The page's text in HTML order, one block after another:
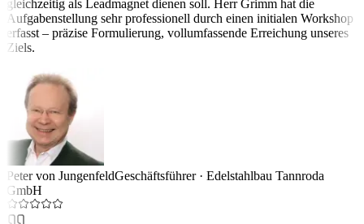
gleichzeitig als Leadmagnet dienen soll. Herr Grimm hat die
Aufgabenstellung sehr professionell durch einen initialen Workshop
erfasst – präzise Formulierung, vollumfassende Erreichung unseres
Ziels.
Peter von JungenfeldGeschäftsführer· Edelstahlbau Tannroda
GmbH